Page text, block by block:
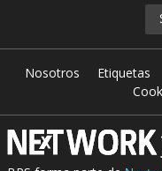
Nosotros Etiquetas